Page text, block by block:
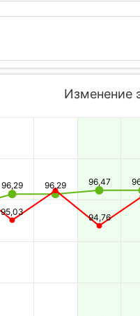
Изменение
96,29 96,29 96,47
95,03
94,76